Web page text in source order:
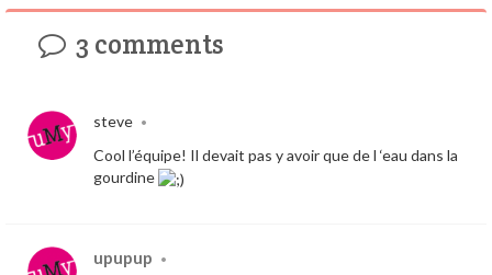
3 comments
steve •
Cool l’équipe! Il devait pas y avoir que de l ‘eau dans la
gourdine
upupup •